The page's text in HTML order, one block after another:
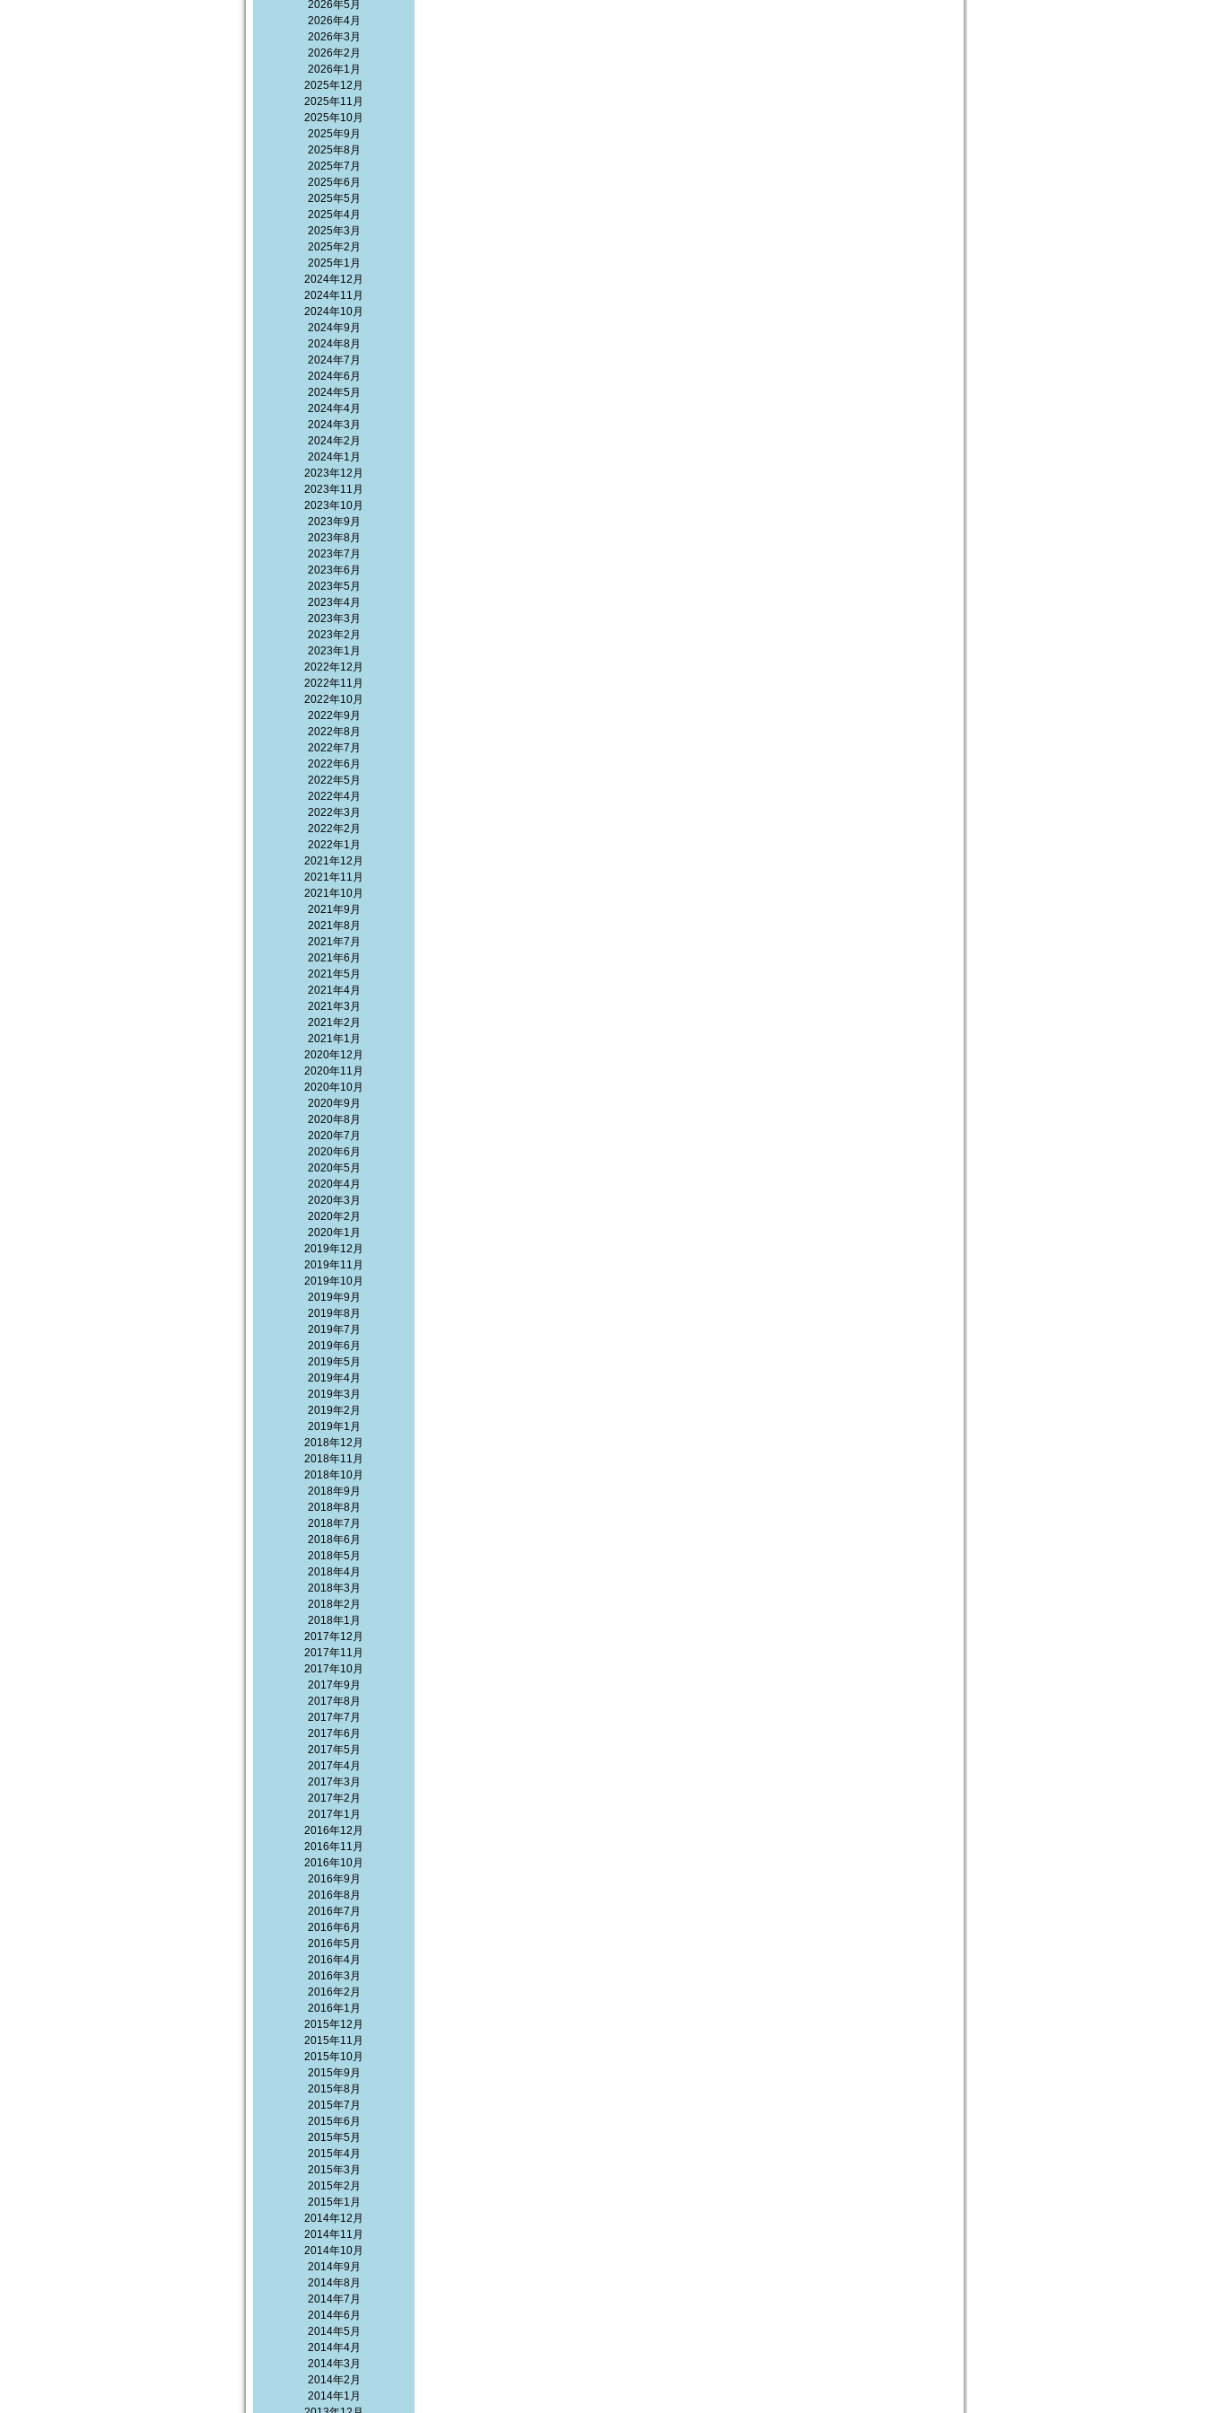
2026年5月
2026年4月
2026年3月
2026年2月
2026年1月
2025年12月
2025年11月
2025年10月
2025年9月
2025年8月
2025年7月
2025年6月
2025年5月
2025年4月
2025年3月
2025年2月
2025年1月
2024年12月
2024年11月
2024年10月
2024年9月
2024年8月
2024年7月
2024年6月
2024年5月
2024年4月
2024年3月
2024年2月
2024年1月
2023年12月
2023年11月
2023年10月
2023年9月
2023年8月
2023年7月
2023年6月
2023年5月
2023年4月
2023年3月
2023年2月
2023年1月
2022年12月
2022年11月
2022年10月
2022年9月
2022年8月
2022年7月
2022年6月
2022年5月
2022年4月
2022年3月
2022年2月
2022年1月
2021年12月
2021年11月
2021年10月
2021年9月
2021年8月
2021年7月
2021年6月
2021年5月
2021年4月
2021年3月
2021年2月
2021年1月
2020年12月
2020年11月
2020年10月
2020年9月
2020年8月
2020年7月
2020年6月
2020年5月
2020年4月
2020年3月
2020年2月
2020年1月
2019年12月
2019年11月
2019年10月
2019年9月
2019年8月
2019年7月
2019年6月
2019年5月
2019年4月
2019年3月
2019年2月
2019年1月
2018年12月
2018年11月
2018年10月
2018年9月
2018年8月
2018年7月
2018年6月
2018年5月
2018年4月
2018年3月
2018年2月
2018年1月
2017年12月
2017年11月
2017年10月
2017年9月
2017年8月
2017年7月
2017年6月
2017年5月
2017年4月
2017年3月
2017年2月
2017年1月
2016年12月
2016年11月
2016年10月
2016年9月
2016年8月
2016年7月
2016年6月
2016年5月
2016年4月
2016年3月
2016年2月
2016年1月
2015年12月
2015年11月
2015年10月
2015年9月
2015年8月
2015年7月
2015年6月
2015年5月
2015年4月
2015年3月
2015年2月
2015年1月
2014年12月
2014年11月
2014年10月
2014年9月
2014年8月
2014年7月
2014年6月
2014年5月
2014年4月
2014年3月
2014年2月
2014年1月